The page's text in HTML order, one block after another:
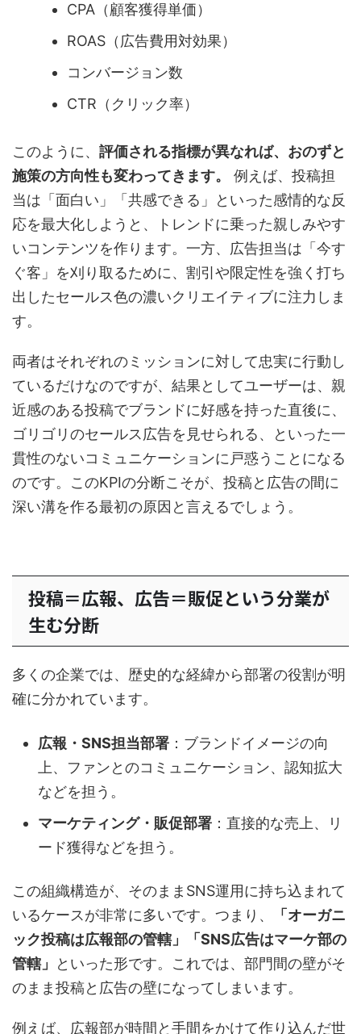
CPA（顧客獲得単価）
ROAS（広告費用対効果）
コンバージョン数
CTR（クリック率）
このように、 評価される指標が異なれば、おのずと
施策の方向性も変わってきます。
例えば、投稿担
当は「面白い」「共感できる」といった感情的な反
応を最大化しようと、トレンドに乗った親しみやす
いコンテンツを作ります。一方、広告担当は「今す
ぐ客」を刈り取るために、割引や限定性を強く打ち
出したセールス色の濃いクリエイティブに注力しま
す。
両者はそれぞれのミッションに対して忠実に行動し
ているだけなのですが、結果としてユーザーは、親
近感のある投稿でブランドに好感を持った直後に、
ゴリゴリのセールス広告を見せられる、といった一
貫性のないコミュニケーションに戸惑うことになる
のです。このKPIの分断こそが、投稿と広告の間に
深い溝を作る最初の原因と言えるでしょう。
投稿＝広報、広告＝販促という分業が
生む分断
多くの企業では、歴史的な経緯から部署の役割が明
確に分かれています。
広報・SNS担当部署 ：ブランドイメージの向
上、ファンとのコミュニケーション、認知拡大
などを担う。
マーケティング・販促部署 ：直接的な売上、リ
ード獲得などを担う。
この組織構造が、そのままSNS運用に持ち込まれて
いるケースが非常に多いです。つまり、
「オーガニ
ック投稿は広報部の管轄」「SNS広告はマーケ部の
管轄」
といった形です。これでは、部門間の壁がそ
のまま投稿と広告の壁になってしまいます。
例えば、広報部が時間と手間をかけて作り込んだ世